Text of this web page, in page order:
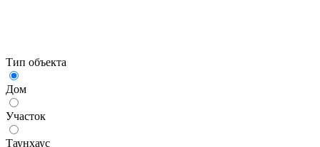
Тип объекта
Дом
Участок
Таунхаус